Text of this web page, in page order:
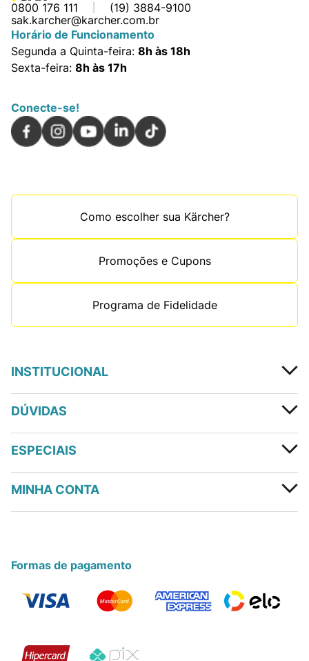
0800 176 111
(19) 3884-9100
sak.karcher@karcher.com.br
Horário de Funcionamento
Segunda a Quinta-feira: 8h às 18h
Sexta-feira: 8h às 17h
Conecte-se!
Como escolher sua Kärcher?
Promoções e Cupons
Programa de Fidelidade
INSTITUCIONAL
DÚVIDAS
ESPECIAIS
MINHA CONTA
Formas de pagamento